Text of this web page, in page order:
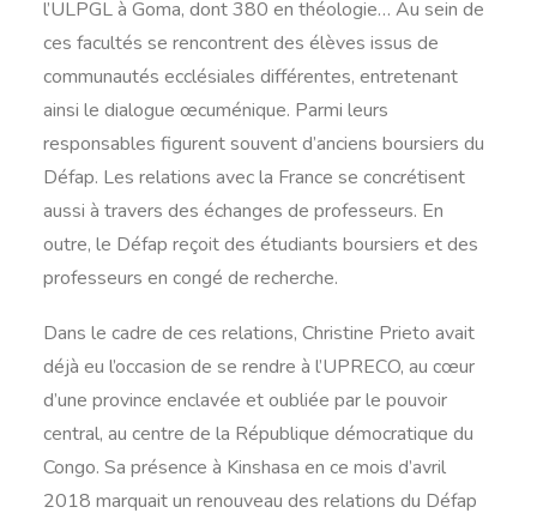
l’ULPGL à Goma, dont 380 en théologie… Au sein de
ces facultés se rencontrent des élèves issus de
communautés ecclésiales différentes, entretenant
ainsi le dialogue œcuménique. Parmi leurs
responsables figurent souvent d’anciens boursiers du
Défap. Les relations avec la France se concrétisent
aussi à travers des échanges de professeurs. En
outre, le Défap reçoit des étudiants boursiers et des
professeurs en congé de recherche.
Dans le cadre de ces relations, Christine Prieto avait
déjà eu l’occasion de se rendre à l’UPRECO, au cœur
d’une province enclavée et oubliée par le pouvoir
central, au centre de la République démocratique du
Congo. Sa présence à Kinshasa en ce mois d’avril
2018 marquait un renouveau des relations du Défap